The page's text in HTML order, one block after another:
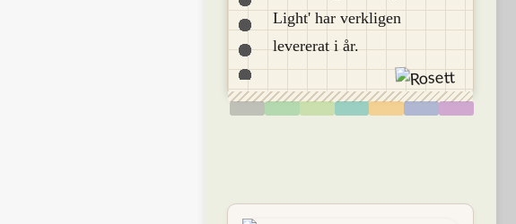
Light' har verkligen
levererat i år.